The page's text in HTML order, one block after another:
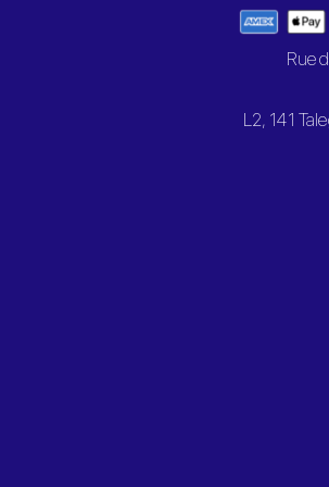
1. 10
2. L2, 141